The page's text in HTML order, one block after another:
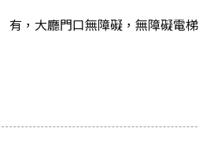
有，大廳門口無障礙，無障礙電梯